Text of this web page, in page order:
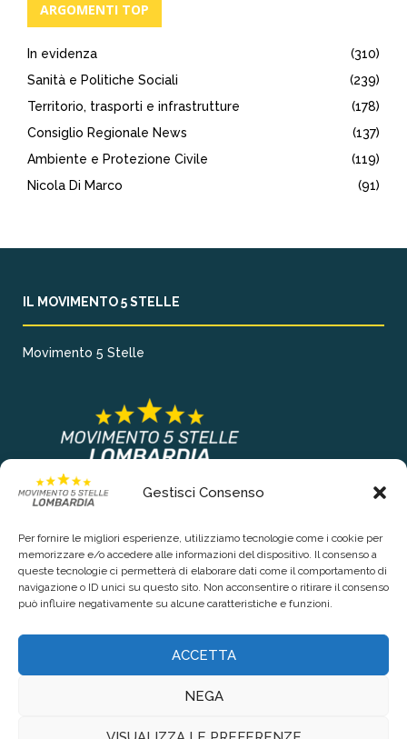
Gestisci Consenso
Per fornire le migliori esperienze, utilizziamo tecnologie come i cookie per
memorizzare e/o accedere alle informazioni del dispositivo. Il consenso a
queste tecnologie ci permetterà di elaborare dati come il comportamento di
navigazione o ID unici su questo sito. Non acconsentire o ritirare il consenso
può influire negativamente su alcune caratteristiche e funzioni.
ACCETTA
NEGA
ARGOMENTI TOP
In evidenza
(310)
Sanità e Politiche Sociali
(239)
Territorio, trasporti e infrastrutture
(178)
Consiglio Regionale News
(137)
Ambiente e Protezione Civile
(119)
Nicola Di Marco
(91)
IL MOVIMENTO 5 STELLE
Movimento 5 Stelle
COLLEGAMENTI PRINCIPALI
Chi siamo
Contattaci
Privacy Policy